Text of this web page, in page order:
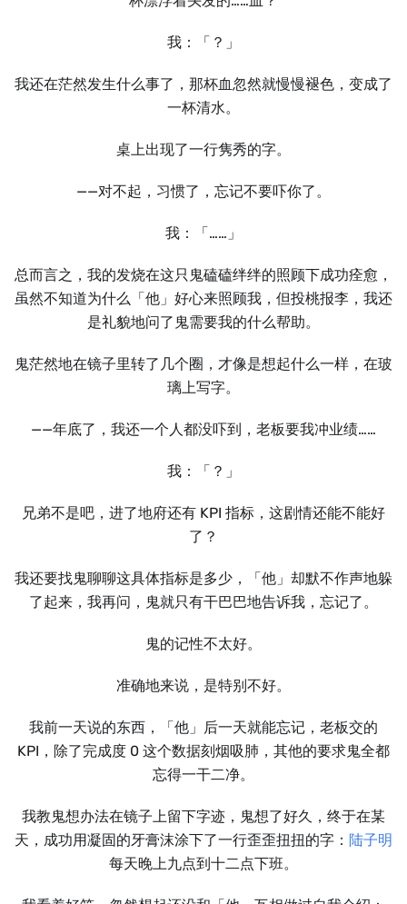
我：「？」
我还在茫然发生什么事了，那杯血忽然就慢慢褪色，变成了
一杯清水。
桌上出现了一行隽秀的字。
——对不起，习惯了，忘记不要吓你了。
我：「……」
总而言之，我的发烧在这只鬼磕磕绊绊的照顾下成功痊愈，
虽然不知道为什么「他」好心来照顾我，但投桃报李，我还
是礼貌地问了鬼需要我的什么帮助。
鬼茫然地在镜子里转了几个圈，才像是想起什么一样，在玻
璃上写字。
——年底了，我还一个人都没吓到，老板要我冲业绩……
我：「？」
兄弟不是吧，进了地府还有 KPI 指标，这剧情还能不能好
了？
我还要找鬼聊聊这具体指标是多少，「他」却默不作声地躲
了起来，我再问，鬼就只有干巴巴地告诉我，忘记了。
鬼的记性不太好。
准确地来说，是特别不好。
我前一天说的东西，「他」后一天就能忘记，老板交的
KPI，除了完成度 0 这个数据刻烟吸肺，其他的要求鬼全都
忘得一干二净。
我教鬼想办法在镜子上留下字迹，鬼想了好久，终于在某
天，成功用凝固的牙膏沫涂下了一行歪歪扭扭的字： 陆子明
每天晚上九点到十二点下班。